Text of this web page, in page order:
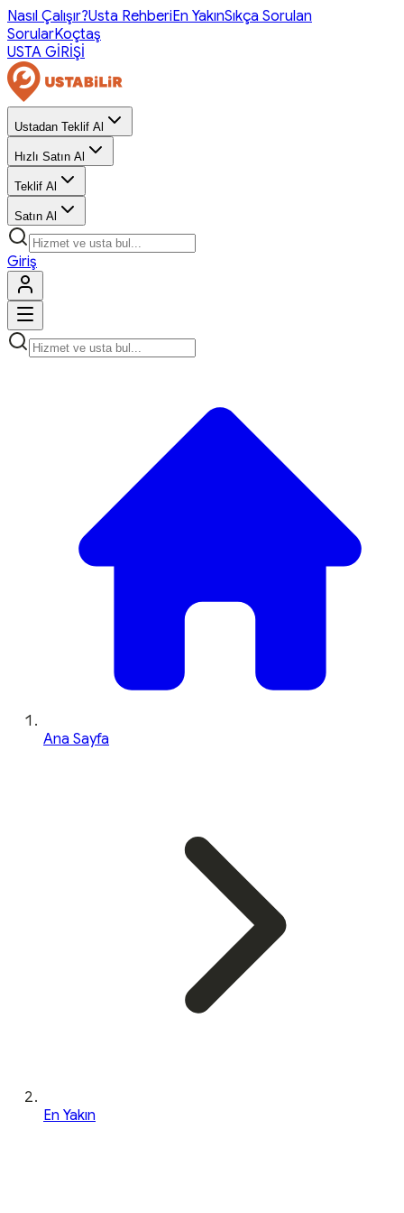
Nasıl Çalışır?Usta RehberiEn YakınSıkça Sorulan
SorularKoçtaş
USTA GİRİŞİ
Ustadan Teklif Al
Hızlı Satın Al
Teklif Al
Satın Al
Giriş
Ana Sayfa
En Yakın